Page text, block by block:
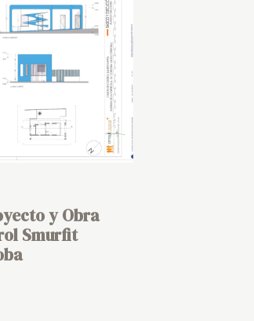
y Obra
Smurfit